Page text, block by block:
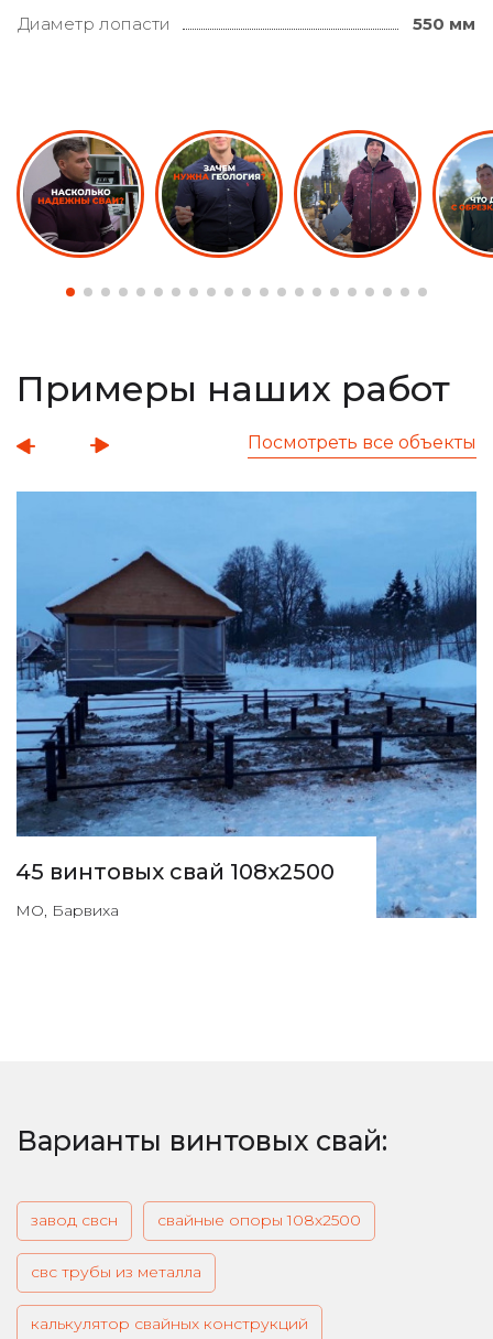
Диаметр лопасти
550 мм
Примеры наших работ
Посмотреть все объекты
45 винтовых свай 108х2500
МО, Барвиха
Варианты винтовых свай:
завод свсн свайные опоры 108х2500
свс трубы из металла
калькулятор свайных конструкций